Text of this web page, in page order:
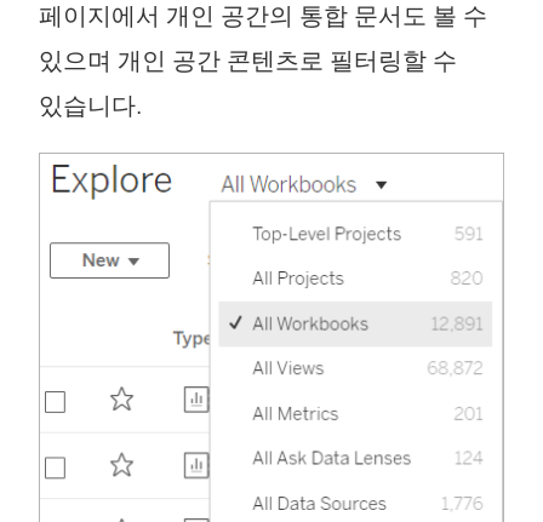
페이지에서 개인 공간의 통합 문서도 볼 수
있으며 개인 공간 콘텐츠로 필터링할 수
있습니다.